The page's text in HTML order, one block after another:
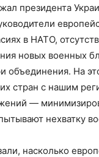
президента
в НАТО,
новых военных
объединения. На
стран с нашим
—
нехватку
насколько